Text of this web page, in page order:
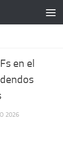
en el
2026